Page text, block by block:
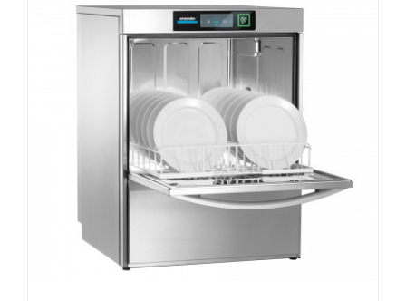
DETAILS